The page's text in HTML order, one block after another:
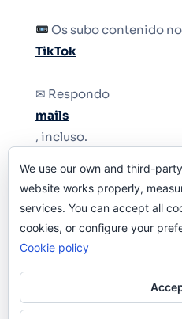
Os subo contenido
TikTok
✉ Respondo
mails
, incluso.
Y si una persona no
le quiten el teléfono.
We use our own and third-
website works properly,
services. You can accept all
cookies, or configure your
Cookie policy